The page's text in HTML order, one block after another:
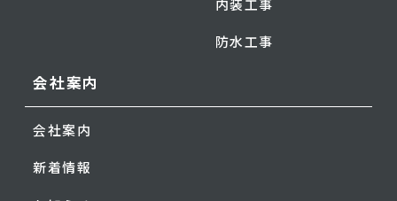
内装工事
防水工事
会社案内
会社案内
新着情報